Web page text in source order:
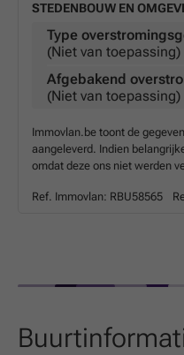
STEDENBOUW EN
Type
(Niet van toepassing)
Afgebakend
(Niet van toepassing)
Immovlan.be toont de
aangeleverd. Indien
omdat deze ons niet werden
Ref. Immovlan: RBU58565